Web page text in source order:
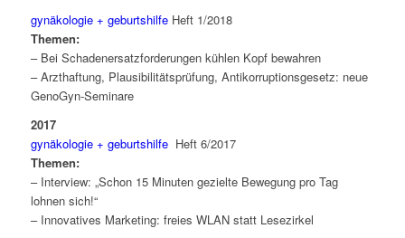
gynäkologie + geburtshilfe Heft 1/2018
Themen:
– Bei Schadenersatzforderungen kühlen Kopf bewahren
– Arzthaftung, Plausibilitätsprüfung, Antikorruptionsgesetz: neue
GenoGyn-Seminare
2017
gynäkologie + geburtshilfe Heft 6/2017
Themen:
– Interview: „Schon 15 Minuten gezielte Bewegung pro Tag
lohnen sich!“
– Innovatives Marketing: freies WLAN statt Lesezirkel